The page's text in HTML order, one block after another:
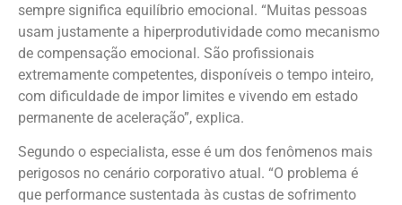
sempre significa equilíbrio emocional. “Muitas pessoas
usam justamente a hiperprodutividade como mecanismo
de compensação emocional. São profissionais
extremamente competentes, disponíveis o tempo inteiro,
com dificuldade de impor limites e vivendo em estado
permanente de aceleração”, explica.
Segundo o especialista, esse é um dos fenômenos mais
perigosos no cenário corporativo atual. “O problema é
que performance sustentada às custas de sofrimento